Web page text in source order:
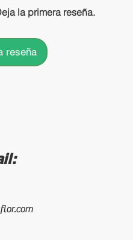
la primera reseña.
reseña